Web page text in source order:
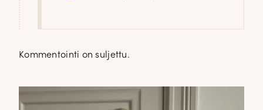
Kommentointi on suljettu.